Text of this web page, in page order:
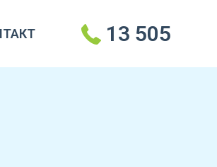
13 505